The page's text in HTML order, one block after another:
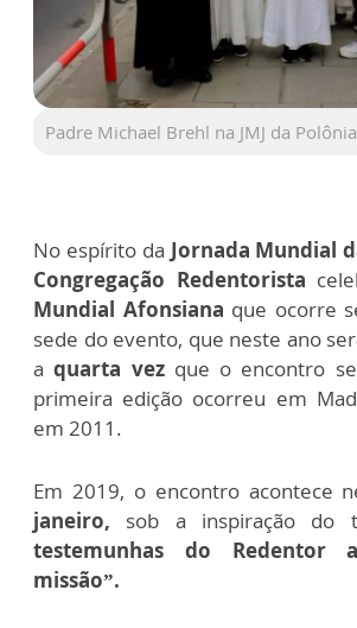
Padre Michael Brehl na JMJ da
No espírito da Jornada Mundial
Congregação Redentorista
Mundial Afonsiana que ocorre
sede do evento, que neste ano
aquarta vez que o encontro
primeira edição ocorreu em
em 2011.
Em 2019, o encontro acontece
janeiro, sob a inspiração do
testemunhas do Redentor
missão”.